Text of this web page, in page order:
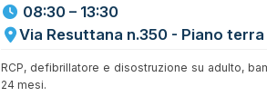
08:30 – 13:30
Via Resuttana n.350 - Piano
RCP, defibrillatore e disostruzione su adulto,
24 mesi.